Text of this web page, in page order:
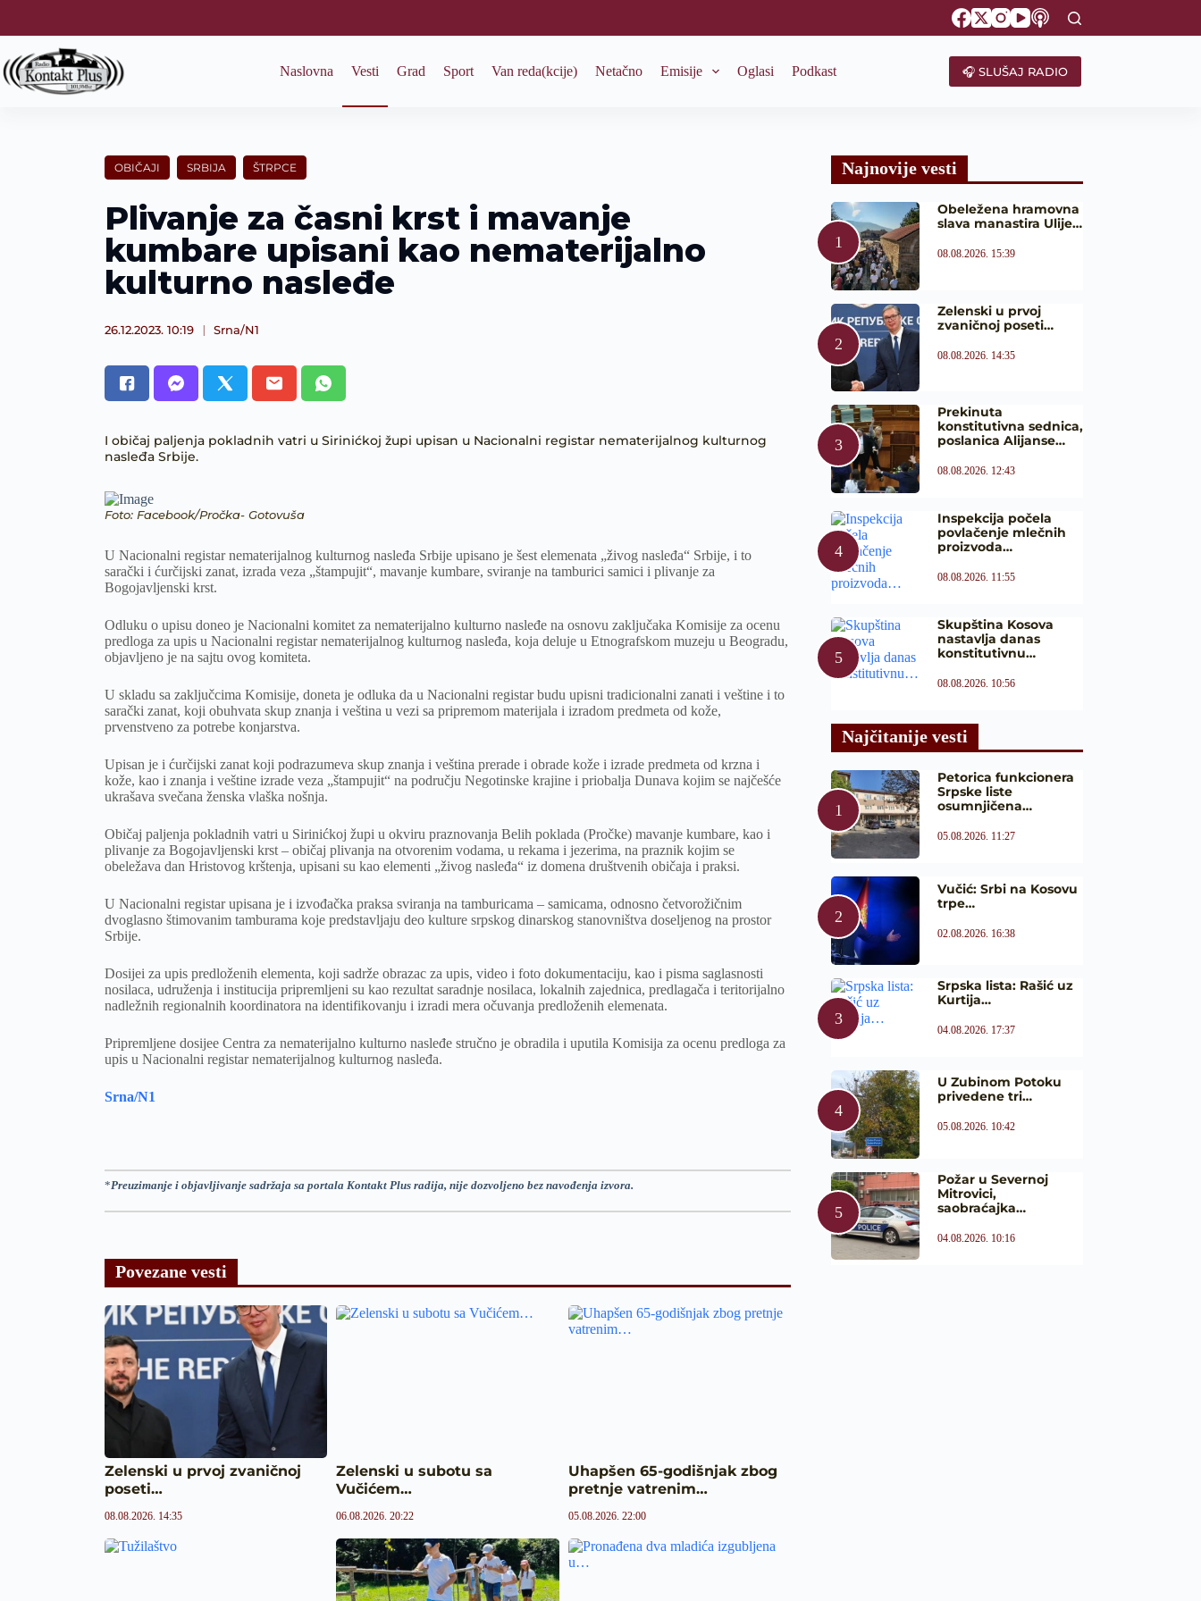
k
p
t
Naslovna Vesti Grad Sport Van reda(kcije) Netačno Emisije Oglasi Podkast 🎧 SLUŠAJ RADIO
OBIČAJI SRBIJA ŠTRPCE
Plivanje za časni krst i mavanje
kumbare upisani kao nematerijalno
kulturno nasleđe
26.12.2023. 10:19 Srna/N1
I običaj paljenja pokladnih vatri u Sirinićkoj župi upisan u Nacionalni registar nematerijalnog kulturnog
nasleđa Srbije.
Foto: Facebook/Pročka- Gotovuša
U Nacionalni registar nematerijalnog kulturnog nasleđa Srbije upisano je šest elemenata „živog nasleđa“ Srbije, i to
sarački i ćurčijski zanat, izrada veza „štampujit“, mavanje kumbare, sviranje na tamburici samici i plivanje za
Bogojavljenski krst.
Odluku o upisu doneo je Nacionalni komitet za nematerijalno kulturno nasleđe na osnovu zaključaka Komisije za ocenu
predloga za upis u Nacionalni registar nematerijalnog kulturnog nasleđa, koja deluje u Etnografskom muzeju u Beogradu,
objavljeno je na sajtu ovog komiteta.
U skladu sa zaključcima Komisije, doneta je odluka da u Nacionalni registar budu upisni tradicionalni zanati i veštine i to
sarački zanat, koji obuhvata skup znanja i veština u vezi sa pripremom materijala i izradom predmeta od kože,
prvenstveno za potrebe konjarstva.
Upisan je i ćurčijski zanat koji podrazumeva skup znanja i veština prerade i obrade kože i izrade predmeta od krzna i
kože, kao i znanja i veštine izrade veza „štampujit“ na području Negotinske krajine i priobalja Dunava kojim se najčešće
ukrašava svečana ženska vlaška nošnja.
Običaj paljenja pokladnih vatri u Sirinićkoj župi u okviru praznovanja Belih poklada (Pročke) mavanje kumbare, kao i
plivanje za Bogojavljenski krst – običaj plivanja na otvorenim vodama, u rekama i jezerima, na praznik kojim se
obeležava dan Hristovog krštenja, upisani su kao elementi „živog nasleđa“ iz domena društvenih običaja i praksi.
U Nacionalni registar upisana je i izvođačka praksa sviranja na tamburicama – samicama, odnosno četvorožičnim
dvoglasno štimovanim tamburama koje predstavljaju deo kulture srpskog dinarskog stanovništva doseljenog na prostor
Srbije.
Dosijei za upis predloženih elementa, koji sadrže obrazac za upis, video i foto dokumentaciju, kao i pisma saglasnosti
nosilaca, udruženja i institucija pripremljeni su kao rezultat saradnje nosilaca, lokalnih zajednica, predlagača i teritorijalno
nadležnih regionalnih koordinatora na identifikovanju i izradi mera očuvanja predloženih elemenata.
Pripremljene dosijee Centra za nematerijalno kulturno nasleđe stručno je obradila i uputila Komisija za ocenu predloga za
upis u Nacionalni registar nematerijalnog kulturnog nasleđa.
Srna/N1
*Preuzimanje i objavljivanje sadržaja sa portala Kontakt Plus radija, nije dozvoljeno bez navođenja izvora.
Povezane vesti
Zelenski u prvoj zvaničnoj
poseti…
08.08.2026. 14:35
Zelenski u subotu sa
Vučićem…
06.08.2026. 20:22
Uhapšen 65-godišnjak zbog
pretnje vatrenim…
05.08.2026. 22:00
Najnovije vesti
Obeležena hramovna
slava manastira Ulije…
08.08.2026. 15:39
Zelenski u prvoj
zvaničnoj poseti…
08.08.2026. 14:35
Prekinuta
konstitutivna sednica,
poslanica Alijanse…
08.08.2026. 12:43
Inspekcija počela
povlačenje mlečnih
proizvoda…
08.08.2026. 11:55
Skupština Kosova
nastavlja danas
konstitutivnu…
08.08.2026. 10:56
Najčitanije vesti
Petorica funkcionera
Srpske liste
osumnjičena…
05.08.2026. 11:27
Vučić: Srbi na Kosovu
trpe…
02.08.2026. 16:38
Srpska lista: Rašić uz
Kurtija…
04.08.2026. 17:37
U Zubinom Potoku
privedene tri…
05.08.2026. 10:42
Požar u Severnoj
Mitrovici,
saobraćajka…
04.08.2026. 10:16